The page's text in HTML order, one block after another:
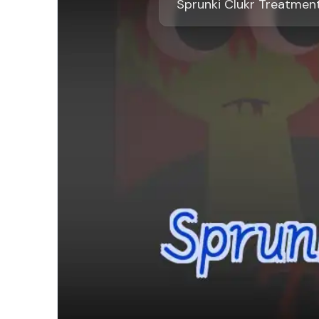
Sprunki Clukr